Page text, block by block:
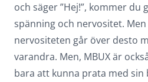
och säger ”Hej!”, kommer
spänning och nervositet.
nervositeten går över desto
varandra. Men, MBUX är
bara att kunna prata med sin